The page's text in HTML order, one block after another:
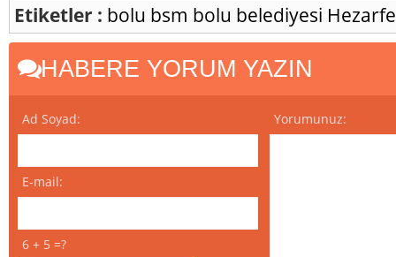
Etiketler : bolu bsm bolu belediyesi
HABERE YORUM YAZIN
Ad Soyad:
E-mail:
6 + 5 =?
Yorumunuz: